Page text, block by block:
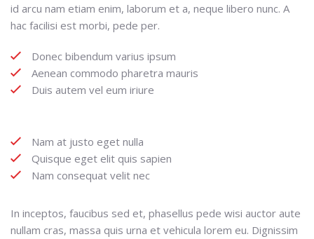
id arcu nam etiam enim, laborum et a, neque libero nunc. A
hac facilisi est morbi, pede per.
Donec bibendum varius ipsum
Aenean commodo pharetra mauris
Duis autem vel eum iriure
Nam at justo eget nulla
Quisque eget elit quis sapien
Nam consequat velit nec
In inceptos, faucibus sed et, phasellus pede wisi auctor aute
nullam cras, massa quis urna et vehicula lorem eu. Dignissim